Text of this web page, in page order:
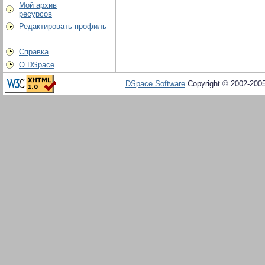
Мой архив
ресурсов
Редактировать профиль
Справка
О DSpace
DSpace Software Copyright © 2002-